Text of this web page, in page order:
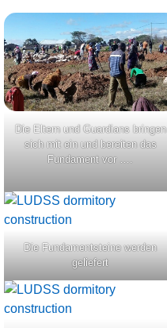
Die Eltern und Guardians bringen
sich mit ein und bereiten das
Fundament vor ….
Die Fundamentsteine werden
geliefert